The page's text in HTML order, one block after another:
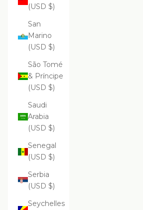
(USD $)
San
Marino
(USD $)
São Tomé
& Príncipe
(USD $)
Saudi
Arabia
(USD $)
Senegal
(USD $)
Serbia
(USD $)
Seychelles